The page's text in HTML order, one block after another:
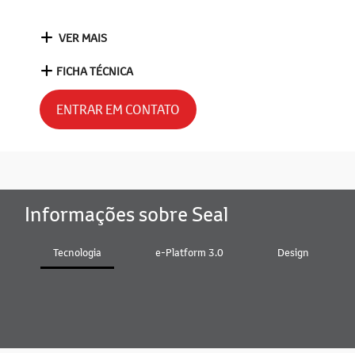
VER MAIS
FICHA TÉCNICA
ENTRAR EM CONTATO
Informações sobre Seal
Tecnologia e-Platform 3.0 Design